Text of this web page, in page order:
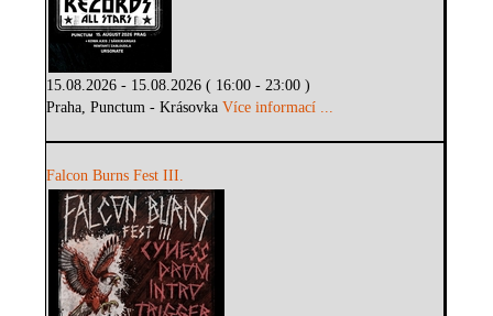
15.08.2026 - 15.08.2026 ( 16:00 - 23:00 )
Praha, Punctum - KrásovkaVíce informací ...
Falcon Burns Fest III.